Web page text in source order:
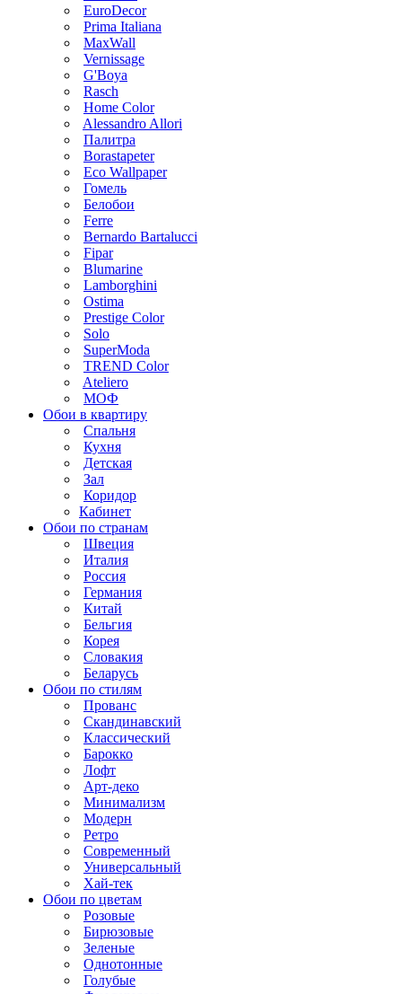
EuroDecor
Prima Italiana
MaxWall
Vernissage
G'Boya
Rasch
Home Color
Alessandro Allori
Палитра
Borastapeter
Eco Wallpaper
Гомель
Белобои
Ferre
Bernardo Bartalucci
Fipar
Blumarine
Lamborghini
Ostima
Prestige Color
Solo
SuperModa
TREND Color
Ateliero
МОФ
Обои в квартиру
Спальня
Кухня
Детская
Зал
Коридор
Кабинет
Обои по странам
Швеция
Италия
Россия
Германия
Китай
Бельгия
Корея
Словакия
Беларусь
Обои по стилям
Прованс
Скандинавский
Классический
Барокко
Лофт
Арт-деко
Минимализм
Модерн
Ретро
Современный
Универсальный
Хай-тек
Обои по цветам
Розовые
Бирюзовые
Зеленые
Однотонные
Голубые